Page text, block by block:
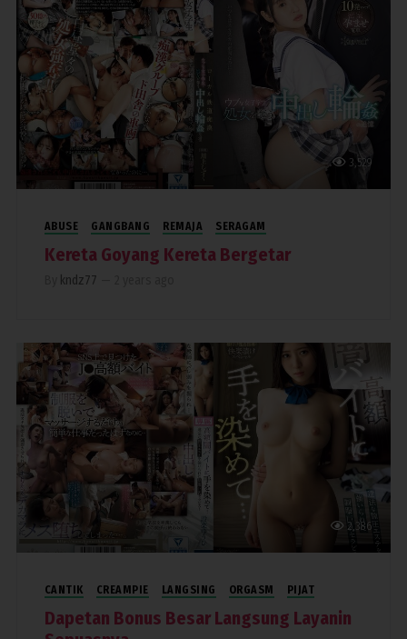
3,529
ABUSE GANGBANG REMAJA SERAGAM
Kereta Goyang Kereta Bergetar
kndz77
2,386
CANTIK CREAMPIE LANGSING ORGASM PIJAT
Dapetan Bonus Besar Langsung Layanin